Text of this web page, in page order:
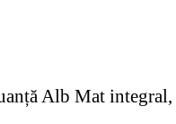
Alb Mat